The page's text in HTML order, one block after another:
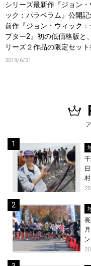
シリーズ最新作『ジョン・
ック：パラベラム』公開記
前作『ジョン・ウィック：
プター2』初の低価格版と
リーズ２作品の限定セット
決定!
2019/6/21